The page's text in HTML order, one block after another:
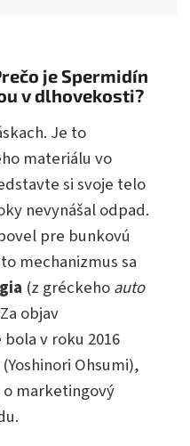
je Spermidín
v dlhovekosti?
Je to
materiálu vo
si svoje telo
nevynášal odpad.
pre bunkovú
mechanizmus sa
(z gréckehoauto
objav
v roku 2016
Ohsumi),
marketingový